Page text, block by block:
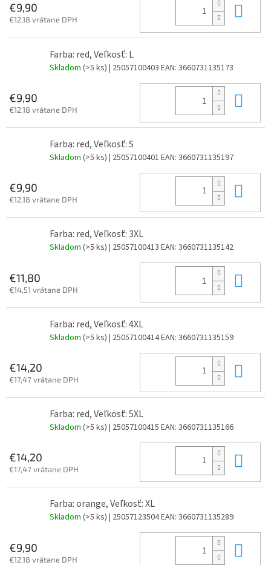
€9,90
€12,18 vrátane DPH
Farba: red, Veľkosť: L
Skladom (>5 ks) | 25057100403 EAN: 3660731135173
€9,90
€12,18 vrátane DPH
Farba: red, Veľkosť: S
Skladom (>5 ks) | 25057100401 EAN: 3660731135197
€9,90
€12,18 vrátane DPH
Farba: red, Veľkosť: 3XL
Skladom (>5 ks) | 25057100413 EAN: 3660731135142
€11,80
€14,51 vrátane DPH
Farba: red, Veľkosť: 4XL
Skladom (>5 ks) | 25057100414EAN: 3660731135159
€14,20
€17,47 vrátane DPH
Farba: red, Veľkosť: 5XL
Skladom (>5 ks) | 25057100415 EAN: 3660731135166
€14,20
€17,47 vrátane DPH
Farba: orange, Veľkosť: XL
Skladom (>5 ks) | 25057123504EAN: 3660731135289
€9,90
€12,18 vrátane DPH